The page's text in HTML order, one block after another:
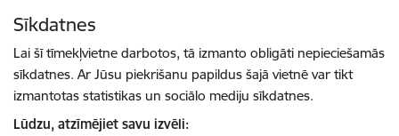
Sīkdatnes
Lai šī tīmekļvietne darbotos, tā izmanto obligāti nepieciešamās
sīkdatnes. Ar Jūsu piekrišanu papildus šajā vietnē var tikt
izmantotas statistikas un sociālo mediju sīkdatnes.
Lūdzu, atzīmējiet savu izvēli: